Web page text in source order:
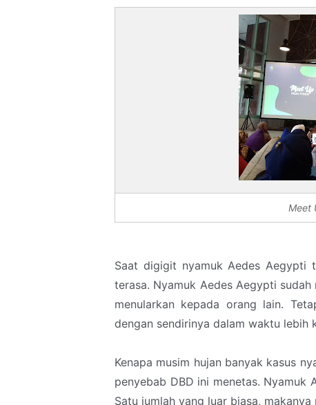
Meet
Saat digigit nyamuk Aedes Aegypti
terasa. Nyamuk Aedes Aegypti
menularkan kepada orang lain.
dengan sendirinya dalam waktu lebih
Kenapa musim hujan banyak kasus
penyebab DBD ini menetas.
Satu jumlah yang luar biasa,